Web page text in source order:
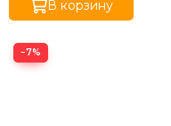
В корзину
−7%